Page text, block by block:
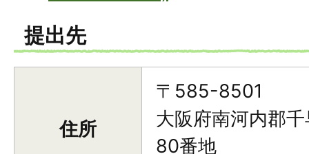
提出先
住所
〒585-8501
大阪府南河内郡
80番地